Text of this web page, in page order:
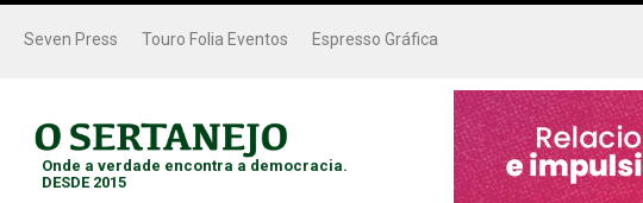
Seven Press Touro Folia Eventos Espresso Gráfica
Onde a verdade encontra a democracia.
DESDE 2015